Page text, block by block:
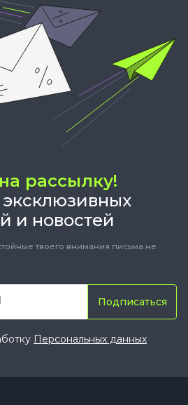
рассылку!
эксклюзивных
и новостей
твоего внимания письма не
Подписаться
Персональных данных